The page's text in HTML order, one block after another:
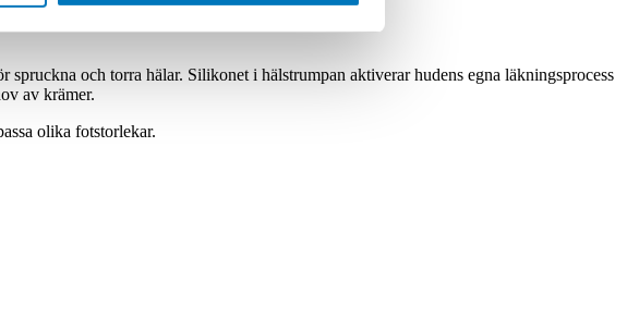
och torra hälar. Silikonet i hälstrumpan aktiverar hudens egna läkningsprocess
av krämer.
olika fotstorlekar.